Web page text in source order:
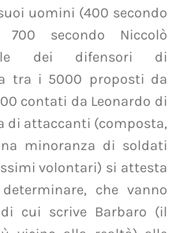
uomini (400 secondo
secondo Niccolò
dei difensori di
tra i 5000 proposti da
contati da Leonardo di
di attaccanti (composta,
minoranza di soldati
volontari) si attesta
che vanno
cui scrive Barbaro (il